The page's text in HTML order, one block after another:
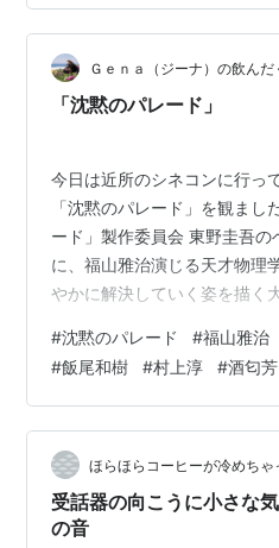
違法アップロードされた動画
にしない人は無料動画サイト
さい。1.「衝動」を無料サイ
合は以下のリンクから。
Ｇｅｎａ（ジーナ）の飲ん
「沈黙のパレード」
今日は近所のシネコンに行っ
「沈黙のパレード」を観ま
ード」製作委員会 東野圭吾
に、福山雅治演じる天才物理
やかに解決していく姿を描く
た女子高生が、遺体となって
課の刑事・内海によると事件
代の同 期でもある刑事・草
事件の容疑者で、無罪とな
秘を貫いて証拠不十分で釈放
た町に 戻って来る。 憎悪の…
#沈黙のパレード #福山雅治
#飯尾和樹 #村上淳 #酒匂芳
ほらほらコーヒーが冷めちゃ
受話器の向こうに小さな
の音